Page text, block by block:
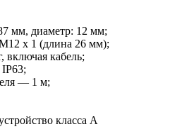
мм, диаметр: 12 мм;
x 1 (длина 26 мм);
включая кабель;
— 1 м;
класса А